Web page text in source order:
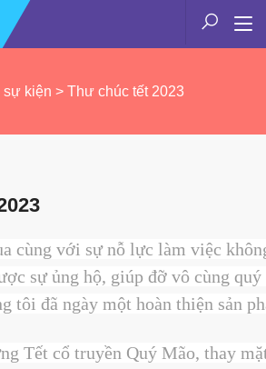
sự kiện > Thư chúc tết 2023
cùng với sự nỗ lực làm việc
sự ủng hộ, giúp đỡ vô cùng
tôi đã ngày một hoàn thiện sản
Tết cổ truyền Quý Mão, thay